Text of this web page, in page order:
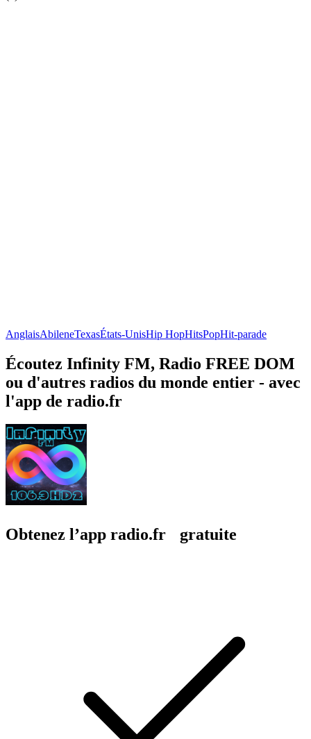
AnglaisAbileneTexasÉtats-UnisHip HopHitsPopHit-parade
Écoutez Infinity FM, Radio FREE DOM
ou d'autres radios du monde entier - avec
l'app de radio.fr
Obtenez l’app radio.fr gratuite